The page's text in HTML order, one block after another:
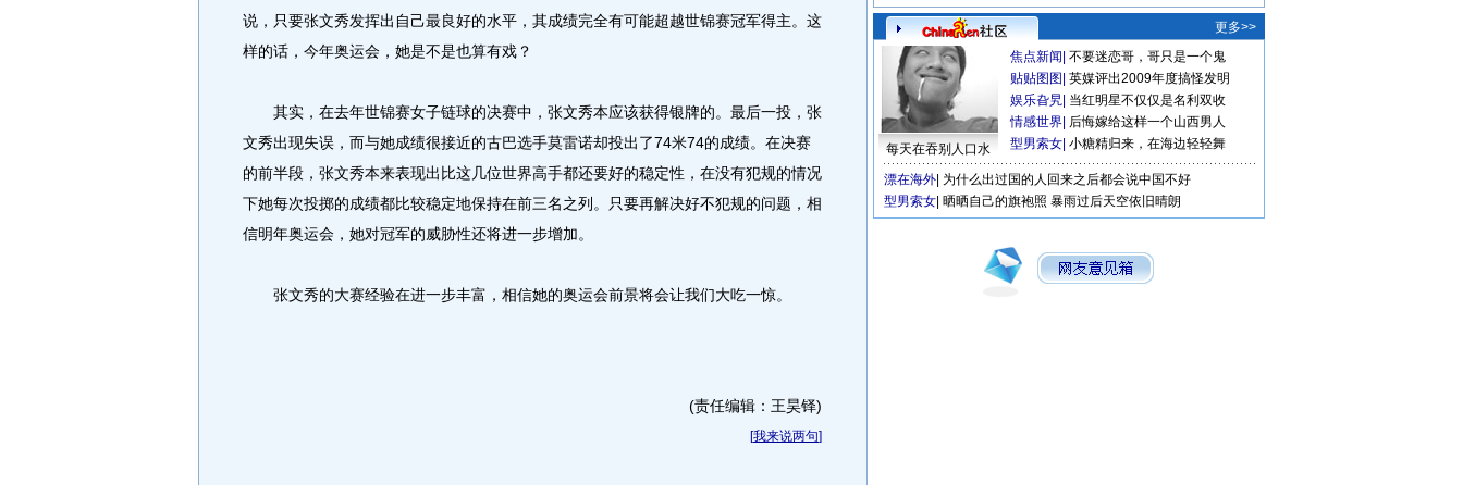
说，只要张文秀发挥出自己最良好的水平，其成绩完全有可能超越世锦赛冠军得主。这
样的话，今年奥运会，她是不是也算有戏？
其实，在去年世锦赛女子链球的决赛中，张文秀本应该获得银牌的。最后一投，张
文秀出现失误，而与她成绩很接近的古巴选手莫雷诺却投出了74米74的成绩。在决赛
的前半段，张文秀本来表现出比这几位世界高手都还要好的稳定性，在没有犯规的情况
下她每次投掷的成绩都比较稳定地保持在前三名之列。只要再解决好不犯规的问题，相
信明年奥运会，她对冠军的威胁性还将进一步增加。
张文秀的大赛经验在进一步丰富，相信她的奥运会前景将会让我们大吃一惊。
(责任编辑：王昊铎)
[我来说两句]
更多>>
每天在吞别人口水
焦点新闻 不要迷恋哥，哥只是一个鬼
贴贴图图 英媒评出2009年度搞怪发明
娱乐旮旯 当红明星不仅仅是名利双收
情感世界 后悔嫁给这样一个山西男人
型男索女 小糖精归来，在海边轻轻舞
漂在海外 为什么出过国的人回来之后都会说中国不好
型男索女 晒晒自己的旗袍照 暴雨过后天空依旧晴朗